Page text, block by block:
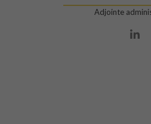
Adjointe
Lien